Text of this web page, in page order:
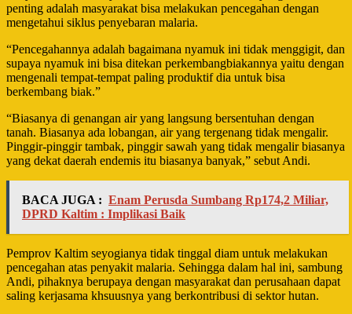
penting adalah masyarakat bisa melakukan pencegahan dengan
mengetahui siklus penyebaran malaria.
“Pencegahannya adalah bagaimana nyamuk ini tidak menggigit, dan
supaya nyamuk ini bisa ditekan perkembangbiakannya yaitu dengan
mengenali tempat-tempat paling produktif dia untuk bisa
berkembang biak.”
“Biasanya di genangan air yang langsung bersentuhan dengan
tanah. Biasanya ada lobangan, air yang tergenang tidak mengalir.
Pinggir-pinggir tambak, pinggir sawah yang tidak mengalir biasanya
yang dekat daerah endemis itu biasanya banyak,” sebut Andi.
BACA JUGA : Enam Perusda Sumbang Rp174,2 Miliar,
DPRD Kaltim : Implikasi Baik
Pemprov Kaltim seyogianya tidak tinggal diam untuk melakukan
pencegahan atas penyakit malaria. Sehingga dalam hal ini, sambung
Andi, pihaknya berupaya dengan masyarakat dan perusahaan dapat
saling kerjasama khsuusnya yang berkontribusi di sektor hutan.